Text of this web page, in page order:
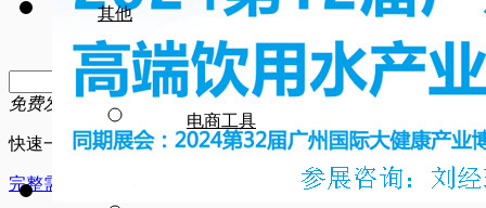
其他
电商工具
搜索
免费发布需求
快速一键发布
完整需求发布